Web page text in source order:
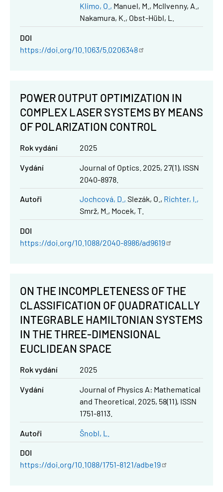
Klimo, O.
Manuel, M.
McIlvenny, A.
Nakamura, K.
Obst-Hübl, L.
DOI
https://doi.org/10.1063/5.0206348
POWER OUTPUT OPTIMIZATION IN
COMPLEX LASER SYSTEMS BY MEANS
OF POLARIZATION CONTROL
Rok vydání 2025
Vydání
Journal of Optics. 2025, 27(1), ISSN
2040-8978.
Autoři Jochcová, D. Slezák, O.
Richter, I.
Smrž, M.
Mocek, T.
DOI
https://doi.org/10.1088/2040-8986/ad9619
ON THE INCOMPLETENESS OF THE
CLASSIFICATION OF QUADRATICALLY
INTEGRABLE HAMILTONIAN SYSTEMS
IN THE THREE-DIMENSIONAL
EUCLIDEAN SPACE
Rok vydání 2025
Vydání
Journal of Physics A: Mathematical
and Theoretical. 2025, 58(11), ISSN
1751-8113.
Autoři Šnobl, L.
DOI
https://doi.org/10.1088/1751-8121/adbe19